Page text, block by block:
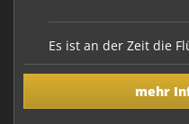
Es ist an der Zeit die
auszubreiten und mit
neues Soloprogramm
um die Welt“ lädt Sie
mehr